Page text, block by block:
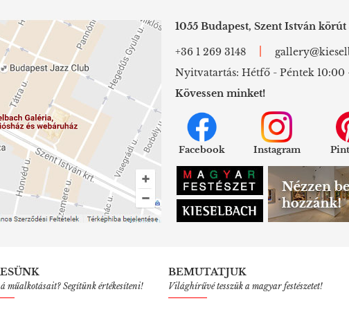
1055 Budapest, Szent István körút
+36 1 269 3148
Nyitvatartás: Hétfő - Péntek 10:00
Kövessen minket!
Facebook Instagram
műalkotásait? Segítünk értékesíteni!
BEMUTATJUK
Világhírűvé tesszük a magyar festészetet!